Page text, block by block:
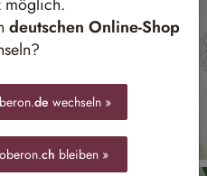
deutschen Online-Shop
de wechseln »
ch bleiben »